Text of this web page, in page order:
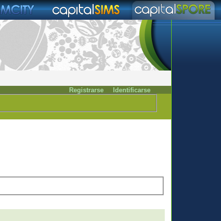
Registrarse Identificarse